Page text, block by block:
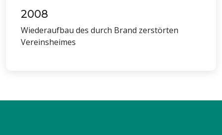
2008
Wiederaufbau des durch Brand zerstörten
Vereinsheimes